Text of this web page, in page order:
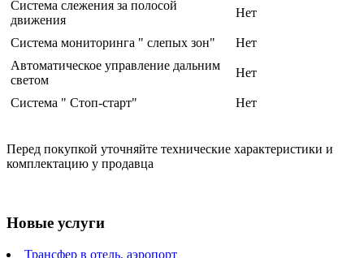
Система слежения за полосой
движения
Нет
Система мониторинга " слепых зон"
Нет
Автоматическое управление дальним
светом
Нет
Система " Стоп-старт" Нет
Перед покупкой уточняйте технические характеристики и
комплектацию у продавца
Новые услуги
Трансфер в отель, аэропорт